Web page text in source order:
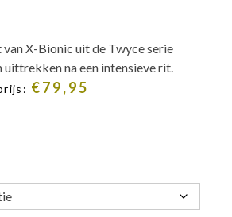
X-Bionic uit de Twyce serie
na een intensieve rit.
€79,95